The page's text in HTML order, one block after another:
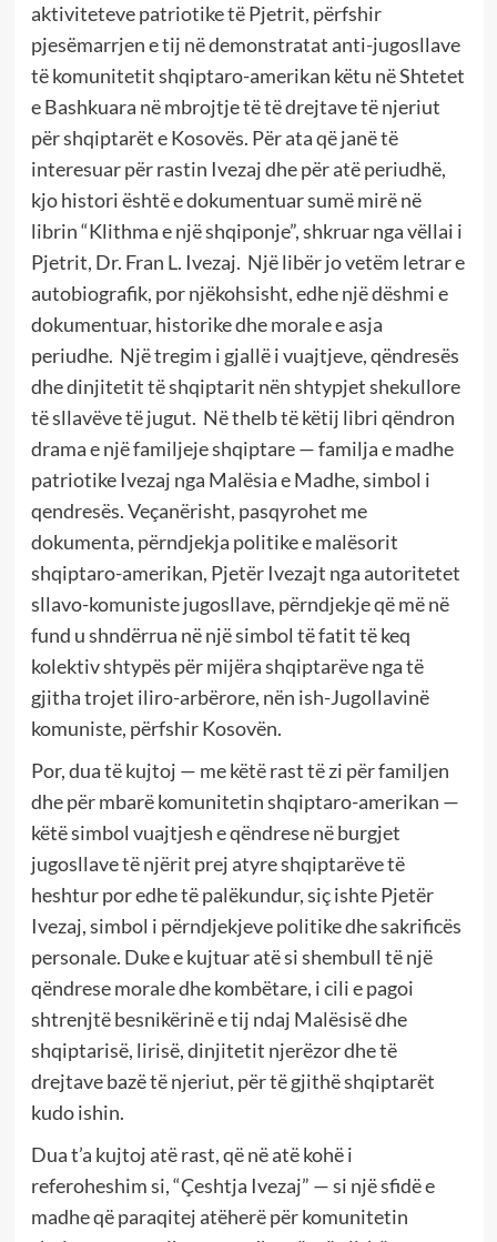
aktiviteteve patriotike të Pjetrit, përfshir
pjesëmarrjen e tij në demonstratat anti-jugosllave
të komunitetit shqiptaro-amerikan këtu në Shtetet
e Bashkuara në mbrojtje të të drejtave të njeriut
për shqiptarët e Kosovës. Për ata që janë të
interesuar për rastin Ivezaj dhe për atë periudhë,
kjo histori është e dokumentuar sumë mirë në
librin “Klithma e një shqiponje”, shkruar nga vëllai i
Pjetrit, Dr. Fran L. Ivezaj. Një libër jo vetëm letrar e
autobiografik, por njëkohsisht, edhe një dëshmi e
dokumentuar, historike dhe morale e asja
periudhe. Një tregim i gjallë i vuajtjeve, qëndresës
dhe dinjitetit të shqiptarit nën shtypjet shekullore
të sllavëve të jugut. Në thelb të këtij libri qëndron
drama e një familjeje shqiptare — familja e madhe
patriotike Ivezaj nga Malësia e Madhe, simbol i
qendresës. Veçanërisht, pasqyrohet me
dokumenta, përndjekja politike e malësorit
shqiptaro-amerikan, Pjetër Ivezajt nga autoritetet
sllavo-komuniste jugosllave, përndjekje që më në
fund u shndërrua në një simbol të fatit të keq
kolektiv shtypës për mijëra shqiptarëve nga të
gjitha trojet iliro-arbërore, nën ish-Jugollavinë
komuniste, përfshir Kosovën.
Por, dua të kujtoj — me këtë rast të zi për familjen
dhe për mbarë komunitetin shqiptaro-amerikan —
këtë simbol vuajtjesh e qëndrese në burgjet
jugosllave të njërit prej atyre shqiptarëve të
heshtur por edhe të palëkundur, siç ishte Pjetër
Ivezaj, simbol i përndjekjeve politike dhe sakrificës
personale. Duke e kujtuar atë si shembull të një
qëndrese morale dhe kombëtare, i cili e pagoi
shtrenjtë besnikërinë e tij ndaj Malësisë dhe
shqiptarisë, lirisë, dinjitetit njerëzor dhe të
drejtave bazë të njeriut, për të gjithë shqiptarët
kudo ishin.
Dua t’a kujtoj atë rast, që në atë kohë i
referoheshim si, “Çeshtja Ivezaj” — si një sfidë e
madhe që paraqitej atëherë për komunitetin